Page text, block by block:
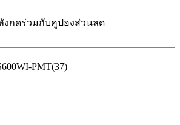
กดร่วมกับคูปองส่วนลด
PMT(37)